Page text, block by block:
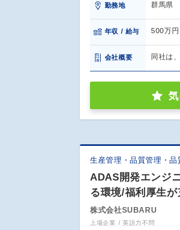
勤務地 群馬県
年収 / 給与 500万
会社概要 同社は
生産管理・品質管理・品
ADAS開発エンジ
る環境/福利厚生が
株式会社SUBARU
上場企業 英語力不問